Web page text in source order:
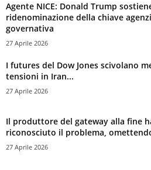
Agente NICE: Donald Trump
ridenominazione della chiave
governativa
27 Aprile 2026
I futures del Dow Jones scivolano
tensioni in Iran...
27 Aprile 2026
Il produttore del gateway alla fine
riconosciuto il problema,
27 Aprile 2026